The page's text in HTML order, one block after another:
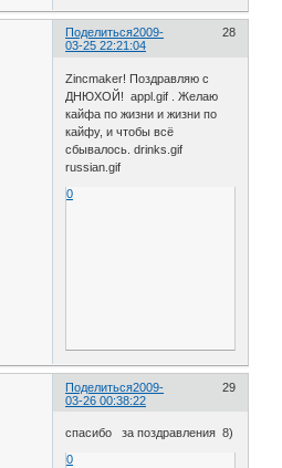
Поделиться 28
2009-
03-25 22:21:04
Zincmaker! Поздравляю с
ДНЮХОЙ! appl.gif . Желаю
кайфа по жизни и жизни по
кайфу, и чтобы всё
сбывалось. drinks.gif
russian.gif
0
Поделиться 29
2009-
03-26 00:38:22
спасибо за поздравления 8)
0